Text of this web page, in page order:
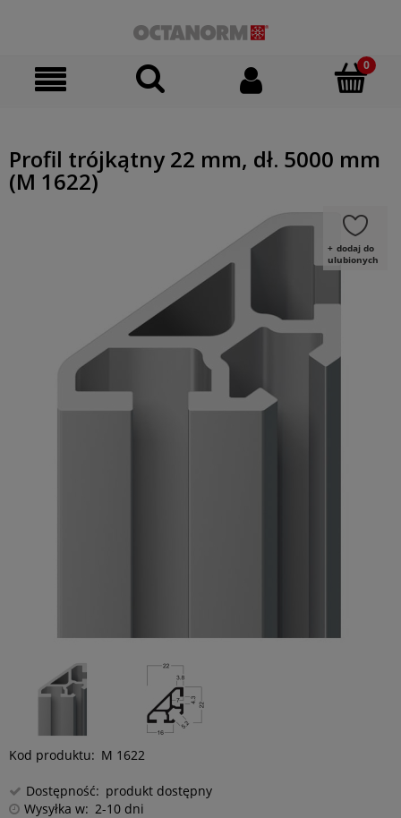
Profil trójkątny 22 mm, dł. 5000 mm
(M 1622)
dodaj do
ulubionych
Kod produktu: M 1622
Dostępność: produkt dostępny
Wysyłka w: 2-10 dni